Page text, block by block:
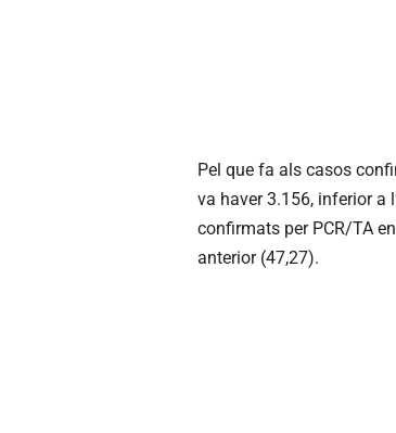
Pel que fa als casos
va haver 3.156, inferior a
confirmats per PCR/TA
anterior (47,27).